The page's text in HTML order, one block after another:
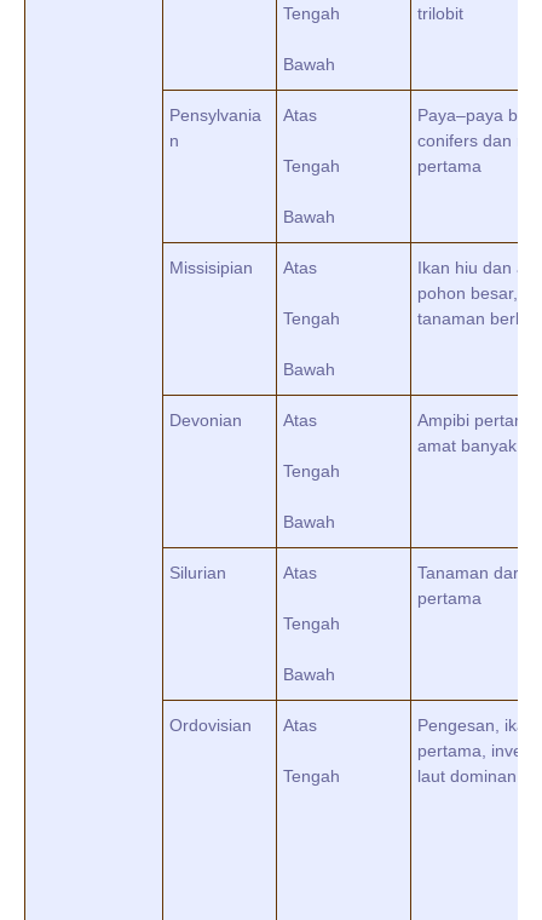
Tengah
Bawah
trilobit
Pensylvania
n
Atas
Tengah
Bawah
Paya–paya
conifers dan
pertama
Missisipian Atas
Tengah
Bawah
Ikan hiu dan
pohon besar,
tanaman berbiji
Devonian Atas
Tengah
Bawah
Ampibi
amat banyak
Silurian Atas
Tengah
Bawah
Tanaman darat
pertama
Ordovisian Atas
Tengah
Pengesan, ikan
pertama,
laut dominan